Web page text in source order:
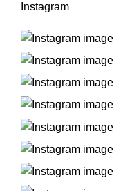
Instagram